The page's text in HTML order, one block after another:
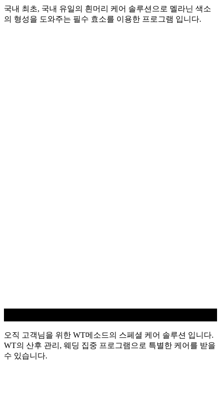
국내 최초, 국내 유일의 흰머리 케어 솔루션으로 멜라닌 색소
의 형성을 도와주는 필수 효소를 이용한 프로그램 입니다.
오직 고객님을 위한 WT메소드의 스페셜 케어 솔루션 입니다.
WT의 산후 관리, 웨딩 집중 프로그램으로 특별한 케어를 받을
수 있습니다.